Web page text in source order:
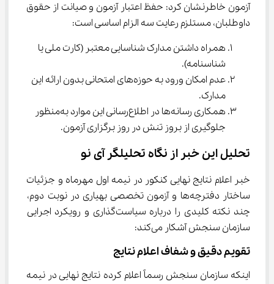
آزمون خاطرنشان کرد: حفظ اعتبار آزمون و صیانت از حقوق
داوطلبان، مستلزم رعایت سه الزام اساسی است:
همراه داشتن مدارک شناسایی معتبر (کارت ملی یا
شناسنامه).
عدم امکان ورود به حوزه‌های امتحانی بدون ارائه این
مدارک.
همکاری رسانه‌ها در اطلاع‌رسانی این موارد به‌منظور
جلوگیری از بروز تنش در روز برگزاری آزمون.
تحلیل این خبر از نگاه تحلیلگر آی نو
خبر اعلام نتایج نهایی کنکور در نیمه اول مهرماه و جزئیات
ساختار دفترچه‌ها و آزمون تخصصی بهیاری در نوبت دوم،
چند نکته کلیدی را درباره سیاست‌گذاری و رویکرد اجرایی
سازمان سنجش آشکار می‌کند:
تقویم دقیق و شفاف اعلام نتایج
اینکه سازمان سنجش رسماً اعلام کرده نتایج نهایی در نیمه